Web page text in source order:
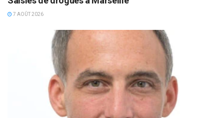
7 AOÛT 2026